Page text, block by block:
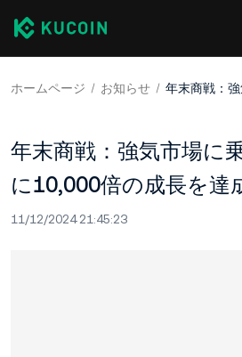
ホームページ お知らせ
年末商戦：強気市場に
に10,000倍の成長を達
11/12/2024 21:45:23